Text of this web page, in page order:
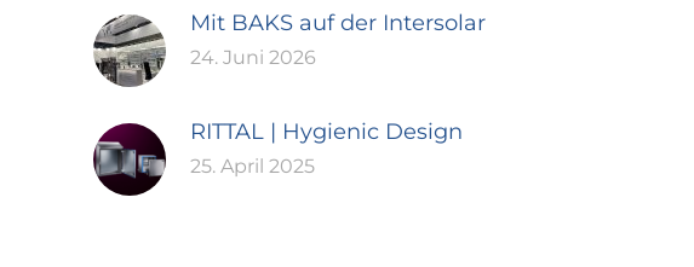
Mit BAKS auf der Intersolar
24. Juni 2026
RITTAL | Hygienic Design
25. April 2025